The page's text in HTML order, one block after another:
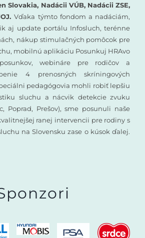
Slovakia, Nadácii VÚB, Nadácii ZSE,
Vďaka týmto fondom a nadáciám,
aj update portálu Infosluch, terénne
nákup stimulačných pomôcok pre
mobilnú aplikáciu Posunkuj HRAvo
webináre pre rodičov a
4 prenosných skríningových
pedagógovia mohli robiť lepšiu
sluchu a nácvik detekcie zvuku
Poprad, Prešov), sme posunuli naše
ranej intervencii pre rodiny s
na Slovensku zase o kúsok ďalej.